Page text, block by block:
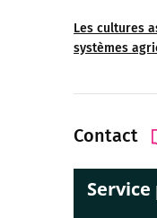
Les cultures
systèmes
Contact
Service